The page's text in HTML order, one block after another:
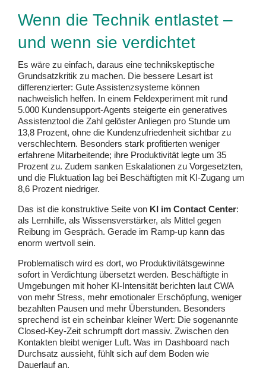
Wenn die Technik entlastet –
und wenn sie verdichtet
Es wäre zu einfach, daraus eine technikskeptische
Grundsatzkritik zu machen. Die bessere Lesart ist
differenzierter: Gute Assistenzsysteme können
nachweislich helfen. In einem Feldexperiment mit rund
5.000 Kundensupport-Agents steigerte ein generatives
Assistenztool die Zahl gelöster Anliegen pro Stunde um
13,8 Prozent, ohne die Kundenzufriedenheit sichtbar zu
verschlechtern. Besonders stark profitierten weniger
erfahrene Mitarbeitende; ihre Produktivität legte um 35
Prozent zu. Zudem sanken Eskalationen zu Vorgesetzten,
und die Fluktuation lag bei Beschäftigten mit KI-Zugang um
8,6 Prozent niedriger.
Das ist die konstruktive Seite von KI im Contact Center:
als Lernhilfe, als Wissensverstärker, als Mittel gegen
Reibung im Gespräch. Gerade im Ramp-up kann das
enorm wertvoll sein.
Problematisch wird es dort, wo Produktivitätsgewinne
sofort in Verdichtung übersetzt werden. Beschäftigte in
Umgebungen mit hoher KI-Intensität berichten laut CWA
von mehr Stress, mehr emotionaler Erschöpfung, weniger
bezahlten Pausen und mehr Überstunden. Besonders
sprechend ist ein scheinbar kleiner Wert: Die sogenannte
Closed-Key-Zeit schrumpft dort massiv. Zwischen den
Kontakten bleibt weniger Luft. Was im Dashboard nach
Durchsatz aussieht, fühlt sich auf dem Boden wie
Dauerlauf an.